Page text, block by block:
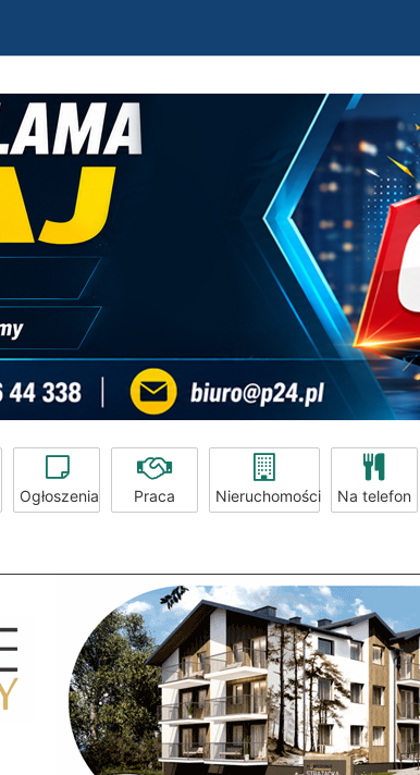
Ogłoszenia Praca Nieruchomości Na telefon